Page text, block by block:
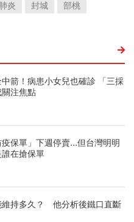
炎 封城 部桃
箭！病患小女兒也確診 「三採
注焦點
保單」下週停賣...但台灣明明
在搶保單
維持多久？ 他分析後鐵口直斷